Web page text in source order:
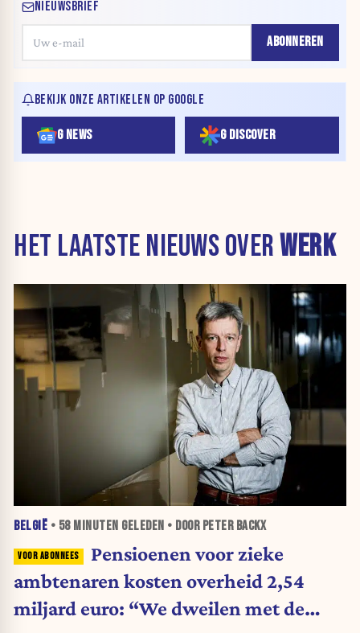
NIEUWSBRIEF
ABONNEREN
BEKIJK ONZE ARTIKELEN OP GOOGLE
G NEWS G DISCOVER
HET LAATSTE NIEUWS OVERWERK
BELGIË • 58 MINUTEN GELEDEN • DOOR PETER BACKX
Pensioenen voor zieke
ambtenaren kosten overheid 2,54
miljard euro: “We dweilen met de